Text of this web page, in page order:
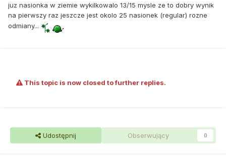
juz nasionka w ziemie wykilkowalo 13/15 mysle ze to dobry wynik
na pierwszy raz jeszcze jest okolo 25 nasionek (regular) rozne
odmiany...
This topic is now closed to further replies.
Udostępnij Obserwujący 0